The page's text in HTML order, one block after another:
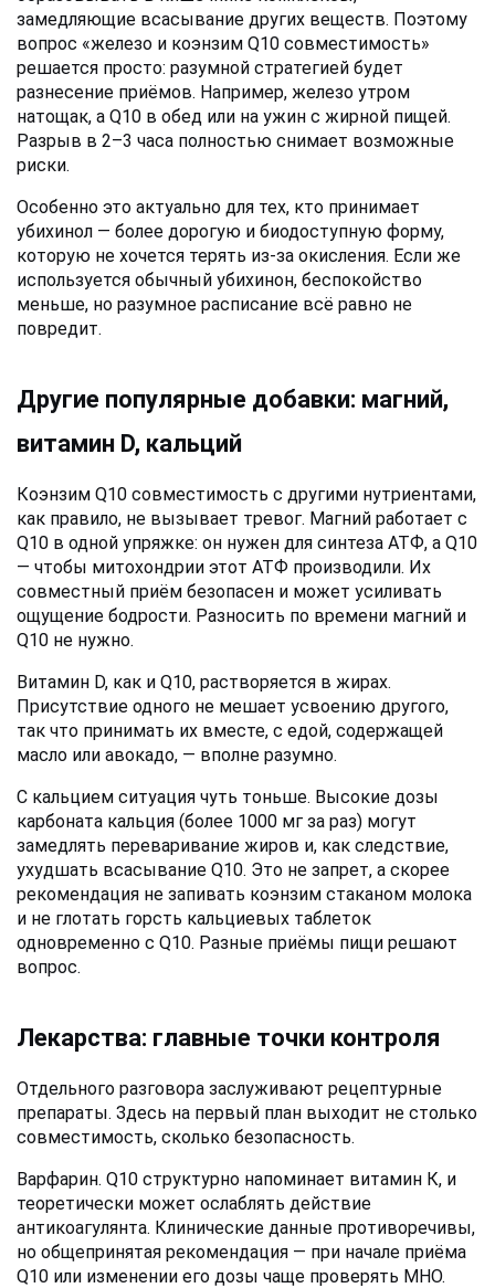
замедляющие всасывание других веществ. Поэтому
вопрос «железо и коэнзим Q10 совместимость»
решается просто: разумной стратегией будет
разнесение приёмов. Например, железо утром
натощак, а Q10 в обед или на ужин с жирной пищей.
Разрыв в 2–3 часа полностью снимает возможные
риски.
Особенно это актуально для тех, кто принимает
убихинол — более дорогую и биодоступную форму,
которую не хочется терять из-за окисления. Если же
используется обычный убихинон, беспокойство
меньше, но разумное расписание всё равно не
повредит.
Другие популярные добавки: магний,
витамин D, кальций
Коэнзим Q10 совместимость с другими нутриентами,
как правило, не вызывает тревог. Магний работает с
Q10 в одной упряжке: он нужен для синтеза АТФ, а Q10
— чтобы митохондрии этот АТФ производили. Их
совместный приём безопасен и может усиливать
ощущение бодрости. Разносить по времени магний и
Q10 не нужно.
Витамин D, как и Q10, растворяется в жирах.
Присутствие одного не мешает усвоению другого,
так что принимать их вместе, с едой, содержащей
масло или авокадо, — вполне разумно.
С кальцием ситуация чуть тоньше. Высокие дозы
карбоната кальция (более 1000 мг за раз) могут
замедлять переваривание жиров и, как следствие,
ухудшать всасывание Q10. Это не запрет, а скорее
рекомендация не запивать коэнзим стаканом молока
и не глотать горсть кальциевых таблеток
одновременно с Q10. Разные приёмы пищи решают
вопрос.
Лекарства: главные точки контроля
Отдельного разговора заслуживают рецептурные
препараты. Здесь на первый план выходит не столько
совместимость, сколько безопасность.
Варфарин. Q10 структурно напоминает витамин К, и
теоретически может ослаблять действие
антикоагулянта. Клинические данные противоречивы,
но общепринятая рекомендация — при начале приёма
Q10 или изменении его дозы чаще проверять МНО.